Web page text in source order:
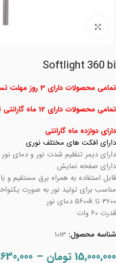
Softlight 360 bi
تمامی محصولات دارای 3 روز مهلت تست می باشند.
تمامی محصولات دارای 12 ماه گارانتی تعویض می باشند.
دارای دوازده ماه گارانتی
دارای افکت های مختلف نوری
دارای دیمر تنظیم شدت نور و دمای نور
دارای صفحه نمایش
قابل استفاده به همراه برق مستقیم و
مناسب برای تولید نور به صورت
3200 تا 5600k دمای نور
قدرت 60 وات
شناسه محصول: 1013
15,000,000 تومان –